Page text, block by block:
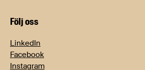
Följ oss
LinkedIn
Facebook
Instagram